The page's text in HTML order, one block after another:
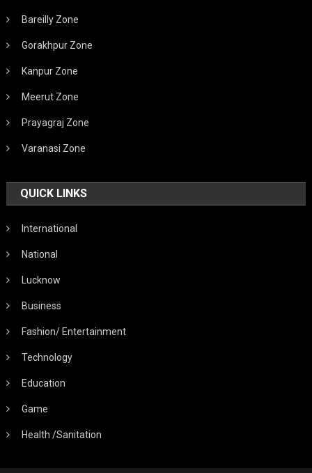
Bareilly Zone
Gorakhpur Zone
Kanpur Zone
Meerut Zone
Prayagraj Zone
Varanasi Zone
QUICK LINKS
International
National
Lucknow
Business
Fashion/ Entertainment
Technology
Education
Game
Health /Sanitation